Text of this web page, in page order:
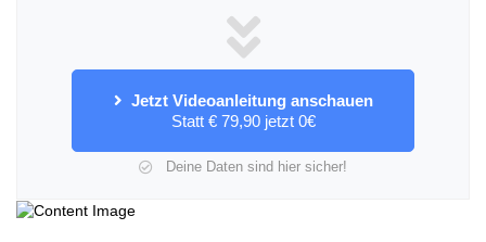
Jetzt Videoanleitung anschauen
Statt € 79,90 jetzt 0€
Deine Daten sind hier sicher!